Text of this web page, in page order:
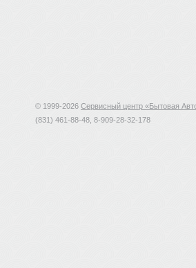
© 1999-2026 Сервисный центр «Бытовая
(831) 461-88-48, 8-909-28-32-178